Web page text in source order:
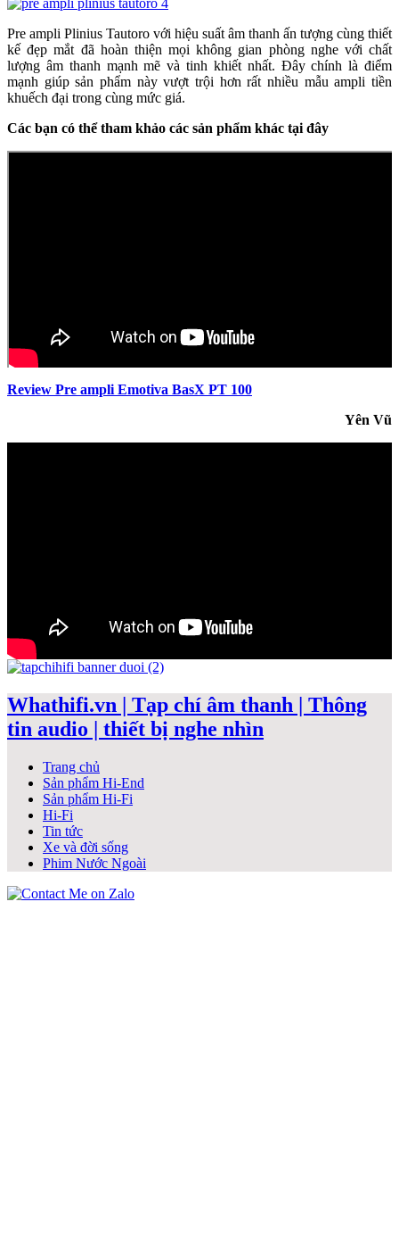
Pre ampli Plinius Tautoro với hiệu suất âm thanh ấn tượng cùng thiết
kế đẹp mắt đã hoàn thiện mọi không gian phòng nghe với chất
lượng âm thanh mạnh mẽ và tinh khiết nhất. Đây chính là điểm
mạnh giúp sản phẩm này vượt trội hơn rất nhiều mẫu ampli tiền
khuếch đại trong cùng mức giá.
Các bạn có thể tham khảo các sản phẩm khác tại đây
Review Pre ampli Emotiva BasX PT 100
Yên Vũ
Whathifi.vn | Tạp chí âm thanh | Thông
tin audio | thiết bị nghe nhìn
Trang chủ
Sản phẩm Hi-End
Sản phẩm Hi-Fi
Hi-Fi
Tin tức
Xe và đời sống
Phim Nước Ngoài